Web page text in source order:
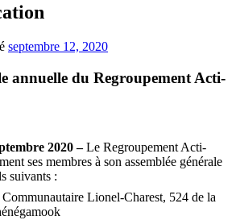
septembre 12, 2020
annuelle du Regroupement Acti-
2020 –Le Regroupement Acti-
ses membres à son assemblée générale
suivants :
Lionel-Charest, 524 de la